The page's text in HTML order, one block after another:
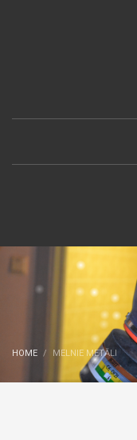
HOME MELNIE METĀLI